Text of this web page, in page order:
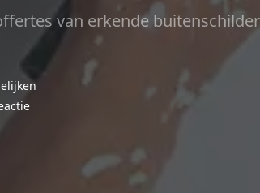
van erkende